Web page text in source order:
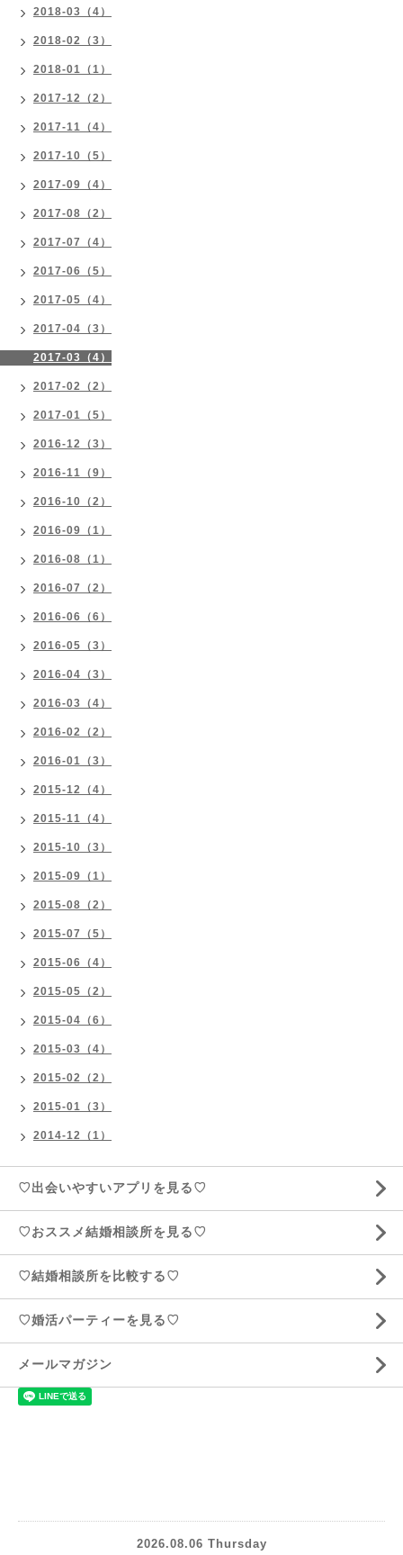
2018-03（4）
2018-02（3）
2018-01（1）
2017-12（2）
2017-11（4）
2017-10（5）
2017-09（4）
2017-08（2）
2017-07（4）
2017-06（5）
2017-05（4）
2017-04（3）
2017-03（4）
2017-02（2）
2017-01（5）
2016-12（3）
2016-11（9）
2016-10（2）
2016-09（1）
2016-08（1）
2016-07（2）
2016-06（6）
2016-05（3）
2016-04（3）
2016-03（4）
2016-02（2）
2016-01（3）
2015-12（4）
2015-11（4）
2015-10（3）
2015-09（1）
2015-08（2）
2015-07（5）
2015-06（4）
2015-05（2）
2015-04（6）
2015-03（4）
2015-02（2）
2015-01（3）
2014-12（1）
♡出会いやすいアプリを見る♡
♡おススメ結婚相談所を見る♡
♡結婚相談所を比較する♡
♡婚活パーティーを見る♡
メールマガジン
2026.08.06 Thursday